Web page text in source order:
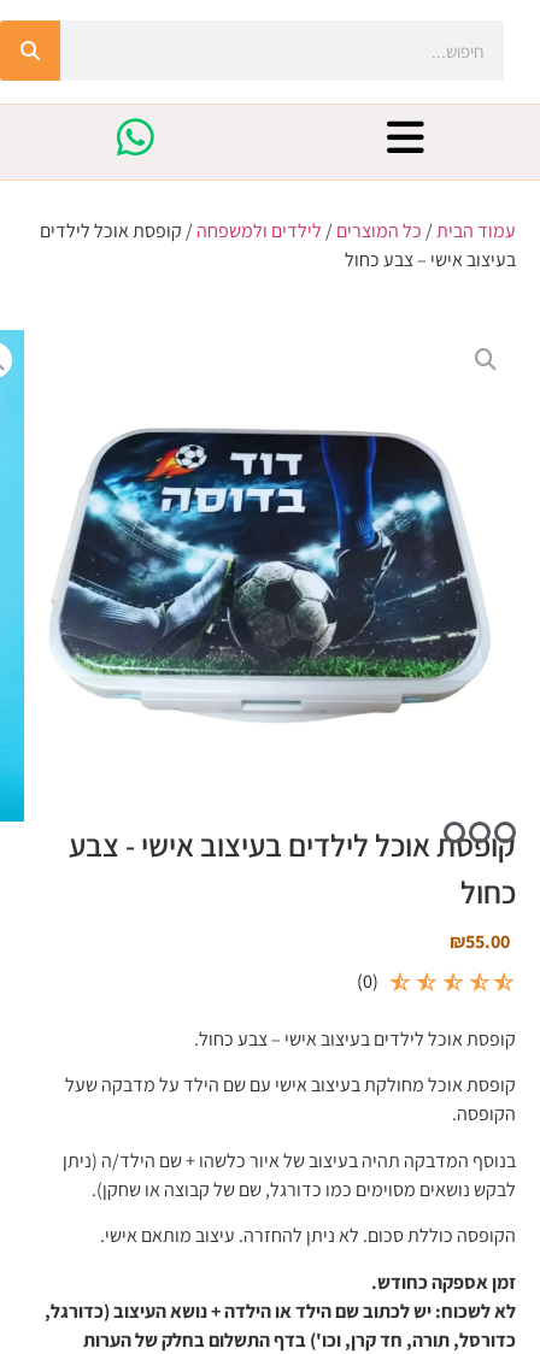
עמוד הבית/ כל המוצרים/ לילדים ולמשפחה/ קופסת אוכל לילדים
בעיצוב אישי – צבע כחול
קופסת אוכל לילדים בעיצוב אישי - צבע
כחול
₪55.00
(
0
)
קופסת אוכל לילדים בעיצוב אישי – צבע כחול.
קופסת אוכל מחולקת בעיצוב אישי עם שם הילד על מדבקה שעל
הקופסה.
בנוסף המדבקה תהיה בעיצוב של איור כלשהו + שם הילד/ה (ניתן
לבקש נושאים מסוימים כמו כדורגל, שם של קבוצה או שחקן).
הקופסה כוללת סכום. לא ניתן להחזרה. עיצוב מותאם אישי.
זמן אספקה כחודש.
לא לשכוח: יש לכתוב שם הילד או הילדה + נושא העיצוב (כדורגל,
כדורסל, תורה, חד קרן, וכו') בדף התשלום בחלק של הערות